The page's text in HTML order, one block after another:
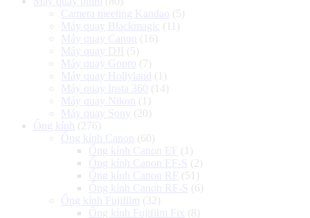
Camera meeting Kandao (5)
Máy quay Blackmagic (11)
Máy quay Canon
(16)
Máy quay DJI (5)
Máy quay Gopro (7)
Máy quay Hollyland
(1)
Máy quay Insta 360 (14)
Máy quay Nikon
(1)
Máy quay Sony (20)
Ống kính
(276)
Ống kính Canon
(60)
Ống kính Canon EF
(1)
Ống kính Canon EF-S (2)
Ống kính Canon RF
(51)
Ống kính Canon RF-S (6)
Ống kính Fujifilm (32)
Ống kính Fujifilm Fix (8)